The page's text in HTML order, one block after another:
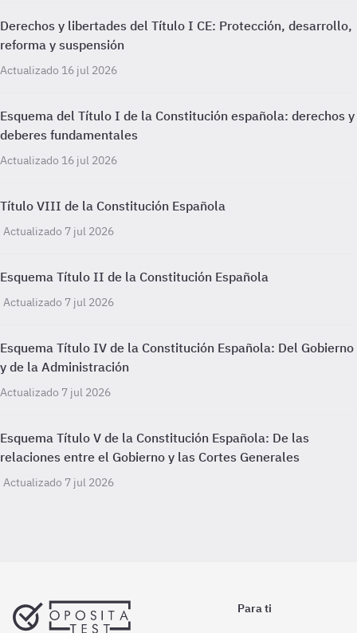
Derechos y libertades del Título I CE: Protección, desarrollo,
reforma y suspensión
Actualizado 16 jul 2026
Esquema del Título I de la Constitución española: derechos y
deberes fundamentales
Actualizado 16 jul 2026
Título VIII de la Constitución Española
Actualizado 7 jul 2026
Esquema Título II de la Constitución Española
Actualizado 7 jul 2026
Esquema Título IV de la Constitución Española: Del Gobierno
y de la Administración
Actualizado 7 jul 2026
Esquema Título V de la Constitución Española: De las
relaciones entre el Gobierno y las Cortes Generales
Actualizado 7 jul 2026
Para ti